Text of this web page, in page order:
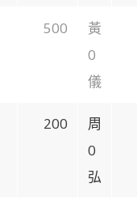
500
黃
0
儀
200
周
0
弘